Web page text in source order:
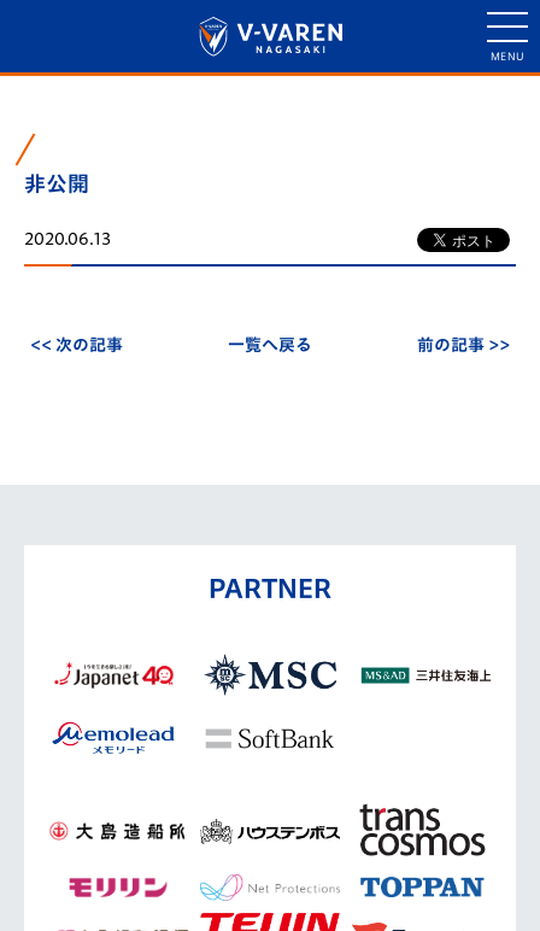
非公開
2020.06.13
<< 次の記事 一覧へ戻る 前の記事 >>
PARTNER